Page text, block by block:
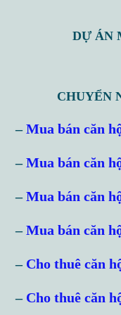
DỰ ÁN
CHUYỂN
–Mua bán căn
–Mua bán căn
–Mua bán căn
–Mua bán căn
– Cho thuê căn
– Cho thuê căn